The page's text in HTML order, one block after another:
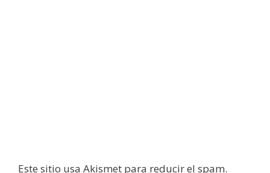
Este sitio usa Akismet para reducir el spam.